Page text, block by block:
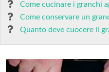
Come cucinare i granchi
Come conservare un
Quanto deve cuocere il